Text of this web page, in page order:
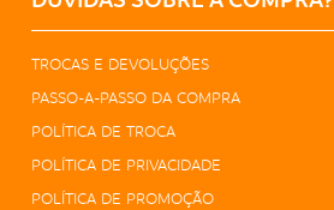
TROCAS E DEVOLUÇÕES
PASSO-A-PASSO DA COMPRA
POLÍTICA DE TROCA
POLÍTICA DE PRIVACIDADE
POLÍTICA DE PROMOÇÃO